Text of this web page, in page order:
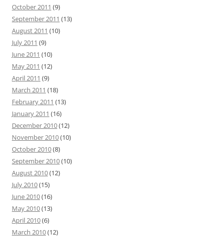
October 2011 (9)
September 2011 (13)
August 2011 (10)
July 2011 (9)
June 2011 (10)
May 2011 (12)
April 2011 (9)
March 2011 (18)
February 2011 (13)
January 2011 (16)
December 2010(12)
November 2010(10)
October 2010(8)
September 2010(10)
August 2010(12)
July 2010(15)
June 2010(16)
May 2010(13)
April 2010(6)
March 2010(12)